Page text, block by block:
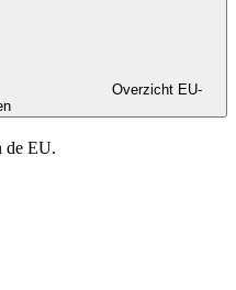
Overzicht EU-
de EU.